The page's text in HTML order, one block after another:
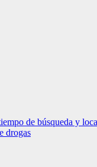
de búsqueda y
drogas